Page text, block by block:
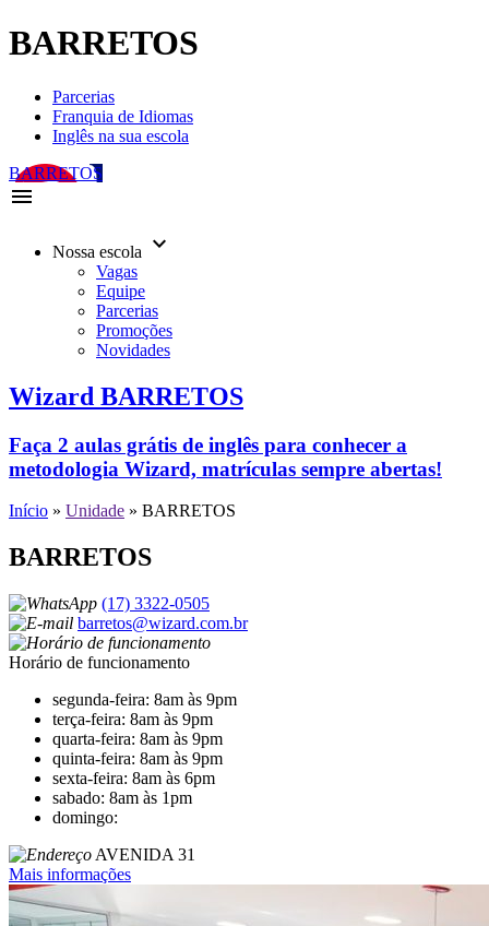
BARRETOS
Parcerias
Franquia de Idiomas
Inglês na sua escola
BARRETOS
menu
Nossa escola keyboard_arrow_down
Vagas
Equipe
Parcerias
Promoções
Novidades
Wizard BARRETOS
Faça 2 aulas grátis de inglês para conhecer a
metodologia Wizard, matrículas sempre abertas!
Início » Unidade » BARRETOS
BARRETOS
(17) 3322-0505
barretos@wizard.com.br
Horário de funcionamento
segunda-feira: 8am às 9pm
terça-feira: 8am às 9pm
quarta-feira: 8am às 9pm
quinta-feira: 8am às 9pm
sexta-feira: 8am às 6pm
sabado: 8am às 1pm
domingo:
AVENIDA 31
Mais informações